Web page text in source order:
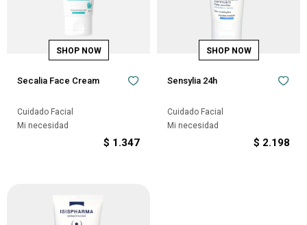
Secalia Face Cream
Cuidado Facial
Mi necesidad
$ 1.347
Sensylia 24h
Cuidado Facial
Mi necesidad
$ 2.198